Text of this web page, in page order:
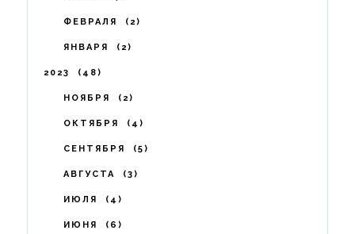
ФЕВРАЛЯ 2
ЯНВАРЯ 2
2023 48
НОЯБРЯ 2
ОКТЯБРЯ 4
СЕНТЯБРЯ 5
АВГУСТА 3
ИЮЛЯ 4
ИЮНЯ 6